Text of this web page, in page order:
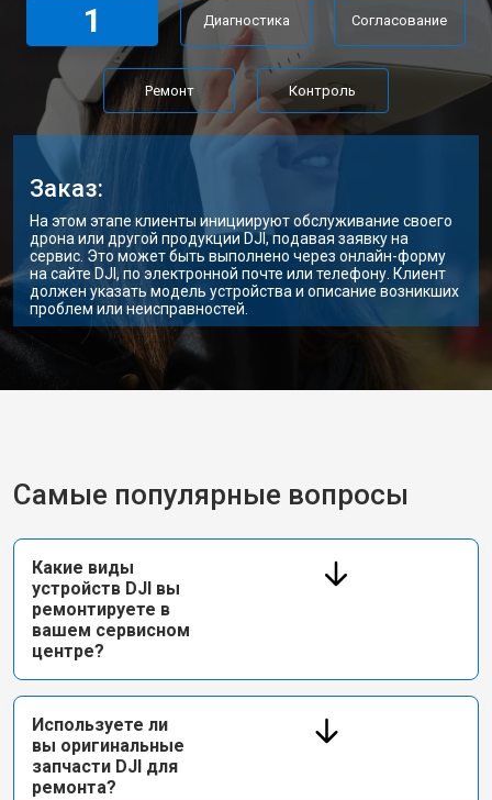
1 Диагностика Согласование
Ремонт Контроль
Заказ:
На этом этапе клиенты инициируют обслуживание своего
дрона или другой продукции DJI, подавая заявку на
сервис. Это может быть выполнено через онлайн-форму
на сайте DJI, по электронной почте или телефону. Клиент
должен указать модель устройства и описание возникших
проблем или неисправностей.
Самые популярные вопросы
Какие виды
устройств DJI вы
ремонтируете в
вашем сервисном
центре?
Используете ли
вы оригинальные
запчасти DJI для
ремонта?